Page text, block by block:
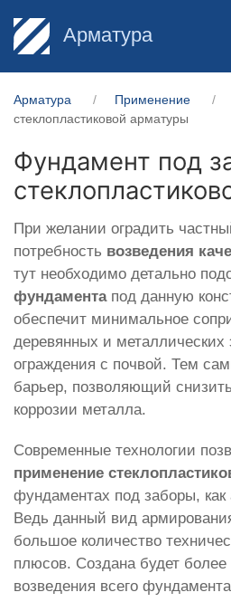
Арматура
Арматура Применение
стеклопластиковой арматуры
Фундамент под
При желании оградить
потребность возведения
тут необходимо детально
фундаментапод данную
обеспечит минимальное
деревянных и металлических
ограждения с почвой. Тем
барьер, позволяющий
коррозии металла.
Современные технологии
применение
фундаментах под заборы, как
Ведь данный вид
большое количество
плюсов. Создана будет
возведения всего